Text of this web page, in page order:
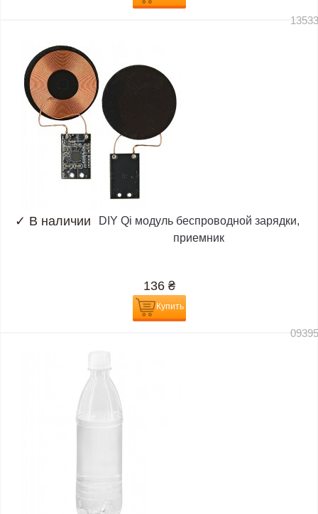
✓ В наличии
DIY Qi модуль беспроводной зарядки,
приемник
136 ₴
Купить